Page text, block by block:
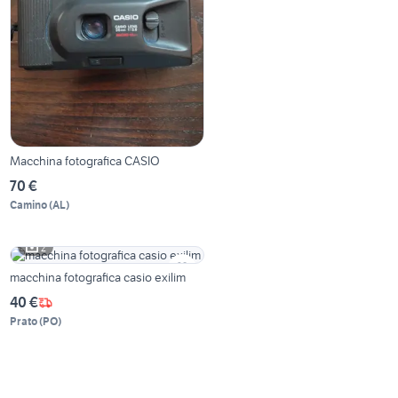
Macchina fotografica CASIO
70 €
Camino(AL)
2
macchina fotografica casio exilim
40 €
Prato(PO)